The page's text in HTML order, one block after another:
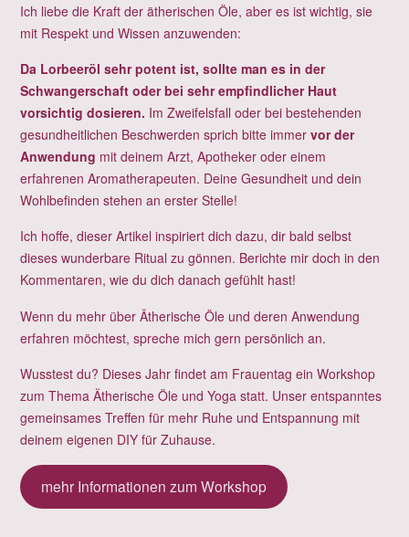
Ich liebe die Kraft der ätherischen Öle, aber es ist wichtig, sie
mit Respekt und Wissen anzuwenden:
Da Lorbeeröl sehr potent ist, sollte man es in der
Schwangerschaft oder bei sehr empfindlicher Haut
vorsichtig dosieren. Im Zweifelsfall oder bei bestehenden
gesundheitlichen Beschwerden sprich bitte immer vor der
Anwendung mit deinem Arzt, Apotheker oder einem
erfahrenen Aromatherapeuten. Deine Gesundheit und dein
Wohlbefinden stehen an erster Stelle!
Ich hoffe, dieser Artikel inspiriert dich dazu, dir bald selbst
dieses wunderbare Ritual zu gönnen. Berichte mir doch in den
Kommentaren, wie du dich danach gefühlt hast!
Wenn du mehr über Ätherische Öle und deren Anwendung
erfahren möchtest, spreche mich gern persönlich an.
Wusstest du? Dieses Jahr findet am Frauentag ein Workshop
zum Thema Ätherische Öle und Yoga statt. Unser entspanntes
gemeinsames Treffen für mehr Ruhe und Entspannung mit
deinem eigenen DIY für Zuhause.
mehr Informationen zum Workshop